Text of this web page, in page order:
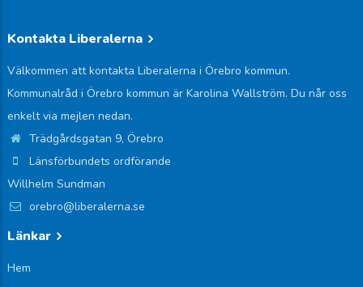
Kontakta Liberalerna
Välkommen att kontakta Liberalerna i Örebro kommun.
Kommunalråd i Örebro kommun är Karolina Wallström. Du når oss
enkelt via mejlen nedan.
Trädgårdsgatan 9, Örebro
Länsförbundets ordförande
Willhelm Sundman
orebro@liberalerna.se
Länkar
Hem